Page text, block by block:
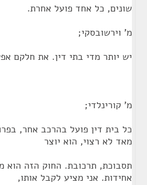
שונים, כל אחד פועל אחרת.
מ' וירשובסקי;
יש יותר מדי בתי דין. את חלקם
מ' קורינלדי;
כל בית דין פועל בהרכב אחר,
מאד לא רצוי, הוא יוצר
תסבוכת, תרכובת. החוק הזה הוא
אחידות. אני מציע לקבל אותו,